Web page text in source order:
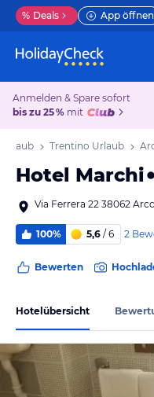
% Deals App öffnen
Anmelden & Spare sofort
bis zu 25 % mit
Trentino Urlaub
Hotel Marchi
Via Ferrera 22 38062
100% 5,6 / 6 2
Bewerten
Hotelübersicht